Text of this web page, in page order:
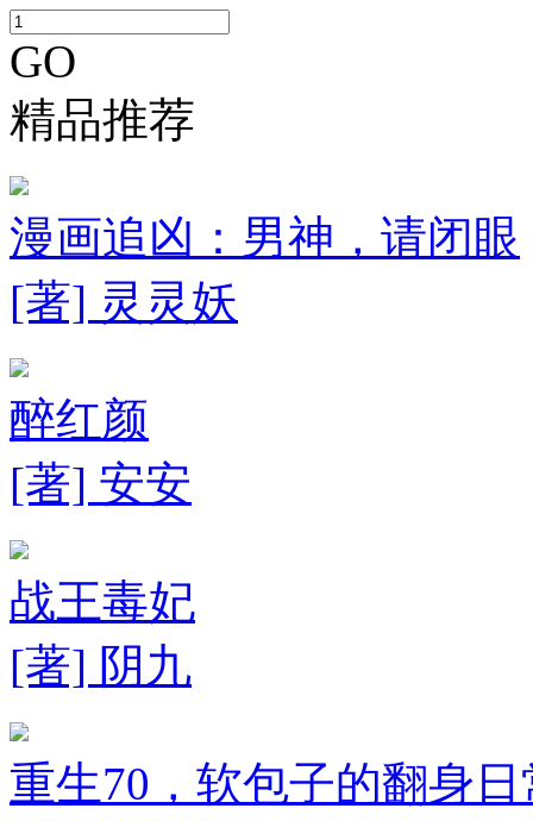
GO
精品推荐
漫画追凶：男神，请闭眼
[著] 灵灵妖
醉红颜
[著] 安安
战王毒妃
[著] 阴九
重生70，软包子的翻身日